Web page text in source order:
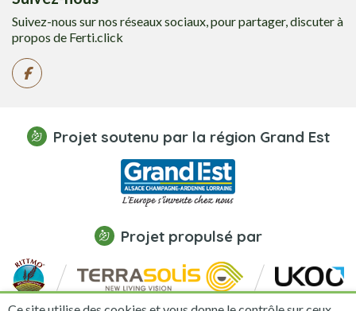
Suivez-nous sur nos réseaux sociaux, pour partager, discuter à
propos de Ferti.click
Projet soutenu par la région Grand Est
Projet propulsé par